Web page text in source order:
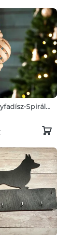
Spirál